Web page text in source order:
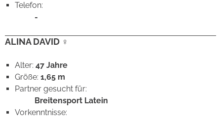
Telefon:
-
ALINA DAVID ♀
Alter: 47 Jahre
Größe: 1,65 m
Partner gesucht für:
Breitensport Latein
Vorkenntnisse: